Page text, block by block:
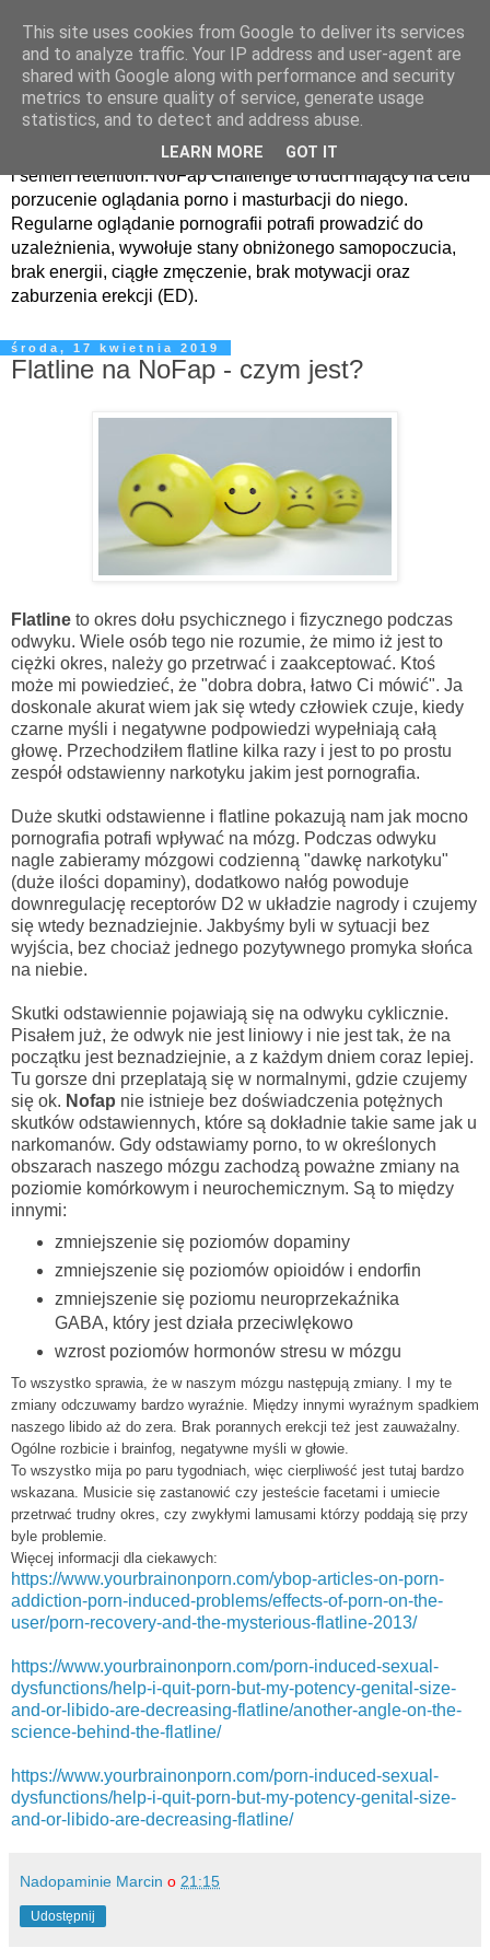
Odwyk od pornografii i
kompulsywnej masturbacji
Blog dotyczący uzależnienia od pornografii, nofapchallenge
i semen retention. NoFap Challenge to ruch mający na celu
porzucenie oglądania porno i masturbacji do niego.
Regularne oglądanie pornografii potrafi prowadzić do
uzależnienia, wywołuje stany obniżonego samopoczucia,
brak energii, ciągłe zmęczenie, brak motywacji oraz
zaburzenia erekcji (ED).
środa, 17 kwietnia 2019
Flatline na NoFap - czym jest?
Flatline to okres dołu psychicznego i fizycznego podczas
odwyku. Wiele osób tego nie rozumie, że mimo iż jest to
ciężki okres, należy go przetrwać i zaakceptować. Ktoś
może mi powiedzieć, że "dobra dobra, łatwo Ci mówić". Ja
doskonale akurat wiem jak się wtedy człowiek czuje, kiedy
czarne myśli i negatywne podpowiedzi wypełniają całą
głowę. Przechodziłem flatline kilka razy i jest to po prostu
zespół odstawienny narkotyku jakim jest pornografia.
Duże skutki odstawienne i flatline pokazują nam jak mocno
pornografia potrafi wpływać na mózg. Podczas odwyku
nagle zabieramy mózgowi codzienną "dawkę narkotyku"
(duże ilości dopaminy), dodatkowo nałóg powoduje
downregulację receptorów D2 w układzie nagrody i czujemy
się wtedy beznadziejnie. Jakbyśmy byli w sytuacji bez
wyjścia, bez chociaż jednego pozytywnego promyka słońca
na niebie.
Skutki odstawiennie pojawiają się na odwyku cyklicznie.
Pisałem już, że odwyk nie jest liniowy i nie jest tak, że na
początku jest beznadziejnie, a z każdym dniem coraz lepiej.
Tu gorsze dni przeplatają się w normalnymi, gdzie czujemy
się ok. Nofap nie istnieje bez doświadczenia potężnych
skutków odstawiennych, które są dokładnie takie same jak u
narkomanów. Gdy odstawiamy porno, to w określonych
obszarach naszego mózgu zachodzą poważne zmiany na
poziomie komórkowym i neurochemicznym. Są to między
innymi:
zmniejszenie się poziomów dopaminy
zmniejszenie się poziomów opioidów i endorfin
zmniejszenie się poziomu neuroprzekaźnika
GABA, który jest działa przeciwlękowo
wzrost poziomów hormonów stresu w mózgu
To wszystko sprawia, że w naszym mózgu następują zmiany. I my te
zmiany odczuwamy bardzo wyraźnie. Między innymi wyraźnym spadkiem
naszego libido aż do zera. Brak porannych erekcji też jest zauważalny.
Ogólne rozbicie i brainfog, negatywne myśli w głowie.
To wszystko mija po paru tygodniach, więc cierpliwość jest tutaj bardzo
wskazana. Musicie się zastanowić czy jesteście facetami i umiecie
przetrwać trudny okres, czy zwykłymi lamusami którzy poddają się przy
byle problemie.
Więcej informacji dla ciekawych:
https://www.yourbrainonporn.com/ybop-articles-on-porn-
addiction-porn-induced-problems/effects-of-porn-on-the-
user/porn-recovery-and-the-mysterious-flatline-2013/
https://www.yourbrainonporn.com/porn-induced-sexual-
dysfunctions/help-i-quit-porn-but-my-potency-genital-size-
and-or-libido-are-decreasing-flatline/another-angle-on-the-
science-behind-the-flatline/
https://www.yourbrainonporn.com/porn-induced-sexual-
dysfunctions/help-i-quit-porn-but-my-potency-genital-size-
and-or-libido-are-decreasing-flatline/
Nadopaminie Marcin o 21:15
Udostępnij
This site uses cookies from Google to deliver its services
and to analyze traffic. Your IP address and user-agent are
shared with Google along with performance and security
metrics to ensure quality of service, generate usage
statistics, and to detect and address abuse.
LEARN MORE GOT IT